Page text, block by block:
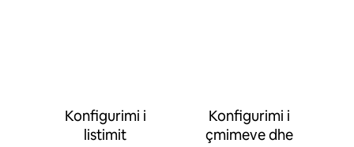
Konfigurimi i
listimit
Konfigurimi i
çmimeve dhe